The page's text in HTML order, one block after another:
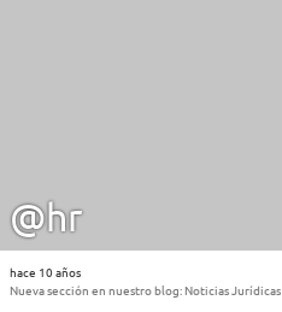
@hr
hace 10 años
Nueva sección en nuestro blog: Noticias Jurídicas